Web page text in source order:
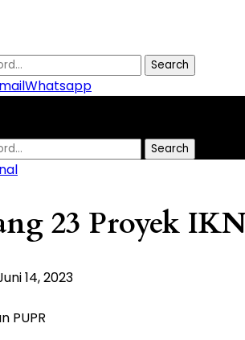
Search
Whatsapp
Search
23 Proyek
14, 2023
PUPR